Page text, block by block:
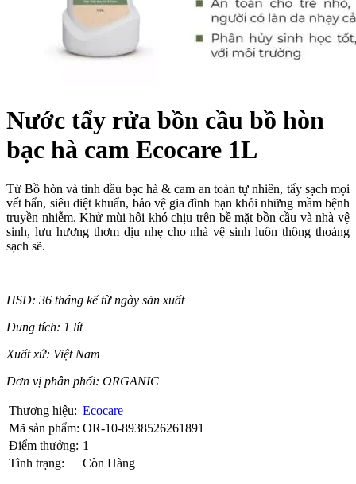
Nước tẩy rửa bồn cầu bồ hòn
bạc hà cam Ecocare 1L
Từ Bồ hòn và tinh dầu bạc hà & cam an toàn tự nhiên, tẩy sạch mọi
vết bẩn, siêu diệt khuẩn, bảo vệ gia đình bạn khỏi những mầm bệnh
truyền nhiễm. Khử mùi hôi khó chịu trên bề mặt bồn cầu và nhà vệ
sinh, lưu hương thơm dịu nhẹ cho nhà vệ sinh luôn thông thoáng
sạch sẽ.
HSD: 36 tháng kể từ ngày sản xuất
Dung tích: 1 lít
Xuất xứ: Việt Nam
Đơn vị phân phối: ORGANIC
Thương hiệu: Ecocare
Mã sản phẩm: OR-10-8938526261891
Điểm thưởng: 1
Tình trạng:
Còn Hàng